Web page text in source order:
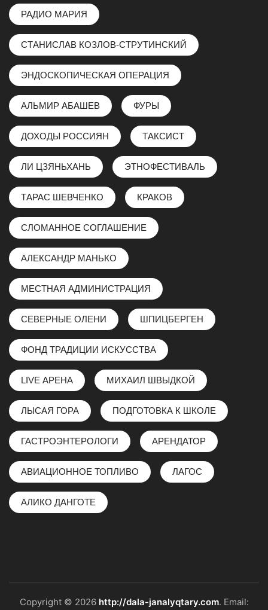
РАДИО МАРИЯ
СТАНИСЛАВ КОЗЛОВ-СТРУТИНСКИЙ
ЭНДОCКОПИЧЕСКАЯ ОПЕРАЦИЯ
АЛЬМИР АБАШЕВ ФУРЫ
ДОХОДЫ РОССИЯН ТАКСИСТ
ЛИ ЦЗЯНЬХАНЬ ЭТНОФЕСТИВАЛЬ
ТАРАС ШЕВЧЕНКО КРАКОВ
СЛОМАННОЕ СОГЛАШЕНИЕ
АЛЕКСАНДР МАНЬКО
МЕСТНАЯ АДМИНИСТРАЦИЯ
СЕВЕРНЫЕ ОЛЕНИ ШПИЦБЕРГЕН
ФОНД ТРАДИЦИИ ИСКУССТВА
LIVE АРЕНА МИХАИЛ ШВЫДКОЙ
ЛЫСАЯ ГОРА ПОДГОТОВКА К ШКОЛЕ
ГАСТРОЭНТЕРОЛОГИ АРЕНДАТОР
АВИАЦИОННОЕ ТОПЛИВО ЛАГОС
АЛИКО ДАНГОТЕ
Copyright © 2026 http://dala-janalyqtary.com. Email: